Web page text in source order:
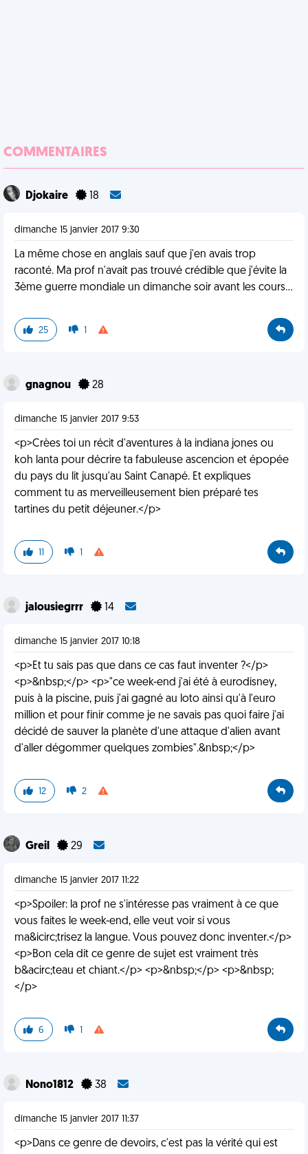
COMMENTAIRES
Djokaire 18
dimanche 15 janvier 2017 9:30
La même chose en anglais sauf que j'en avais trop
raconté. Ma prof n'avait pas trouvé crédible que j'évite la
3ème guerre mondiale un dimanche soir avant les cours...
25 1
gnagnou 28
dimanche 15 janvier 2017 9:53
<p>Crèes toi un récit d'aventures à la indiana jones ou
koh lanta pour décrire ta fabuleuse ascencion et épopée
du pays du lit jusqu'au Saint Canapé. Et expliques
comment tu as merveilleusement bien préparé tes
tartines du petit déjeuner.</p>
11 1
jalousiegrrr 14
dimanche 15 janvier 2017 10:18
<p>Et tu sais pas que dans ce cas faut inventer ?</p>
<p>&nbsp;</p> <p>"ce week-end j'ai été à eurodisney,
puis à la piscine, puis j'ai gagné au loto ainsi qu'à l'euro
million et pour finir comme je ne savais pas quoi faire j'ai
décidé de sauver la planète d'une attaque d'alien avant
d'aller dégommer quelques zombies".&nbsp;</p>
12 2
Greil 29
dimanche 15 janvier 2017 11:22
<p>Spoiler: la prof ne s'intéresse pas vraiment à ce que
vous faites le week-end, elle veut voir si vous
ma&icirc;trisez la langue. Vous pouvez donc inventer.</p>
<p>Bon cela dit ce genre de sujet est vraiment très
b&acirc;teau et chiant.</p> <p>&nbsp;</p> <p>&nbsp;
</p>
6 1
Nono1812 38
dimanche 15 janvier 2017 11:37
<p>Dans ce genre de devoirs, c'est pas la vérité qui est